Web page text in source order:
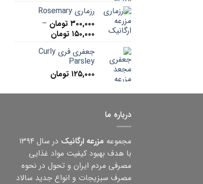
through
رزماری Rosemary
۳۰۰,۰۰۰ تومان –
۱۵۰,۰۰۰ تومان
۳۰۰,۰۰۰ تومان
جعفری فری Curly
Parsley
۱۲۵,۰۰۰ تومان
درباره ما
مجموعه مزرعه ارگانیک
در سال ۱۳۹۴
با هدف بهبود کیفیت مواد غذایی
مصرفی مردم ایران و تحول در نحوه
مصرف سبزیجات و انواع جدید سالاد